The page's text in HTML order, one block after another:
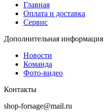
Главная
Оплата и доставка
Сервис
Дополнительная информация
Новости
Команда
Фото-видео
Контакты
shop-forsage@mail.ru